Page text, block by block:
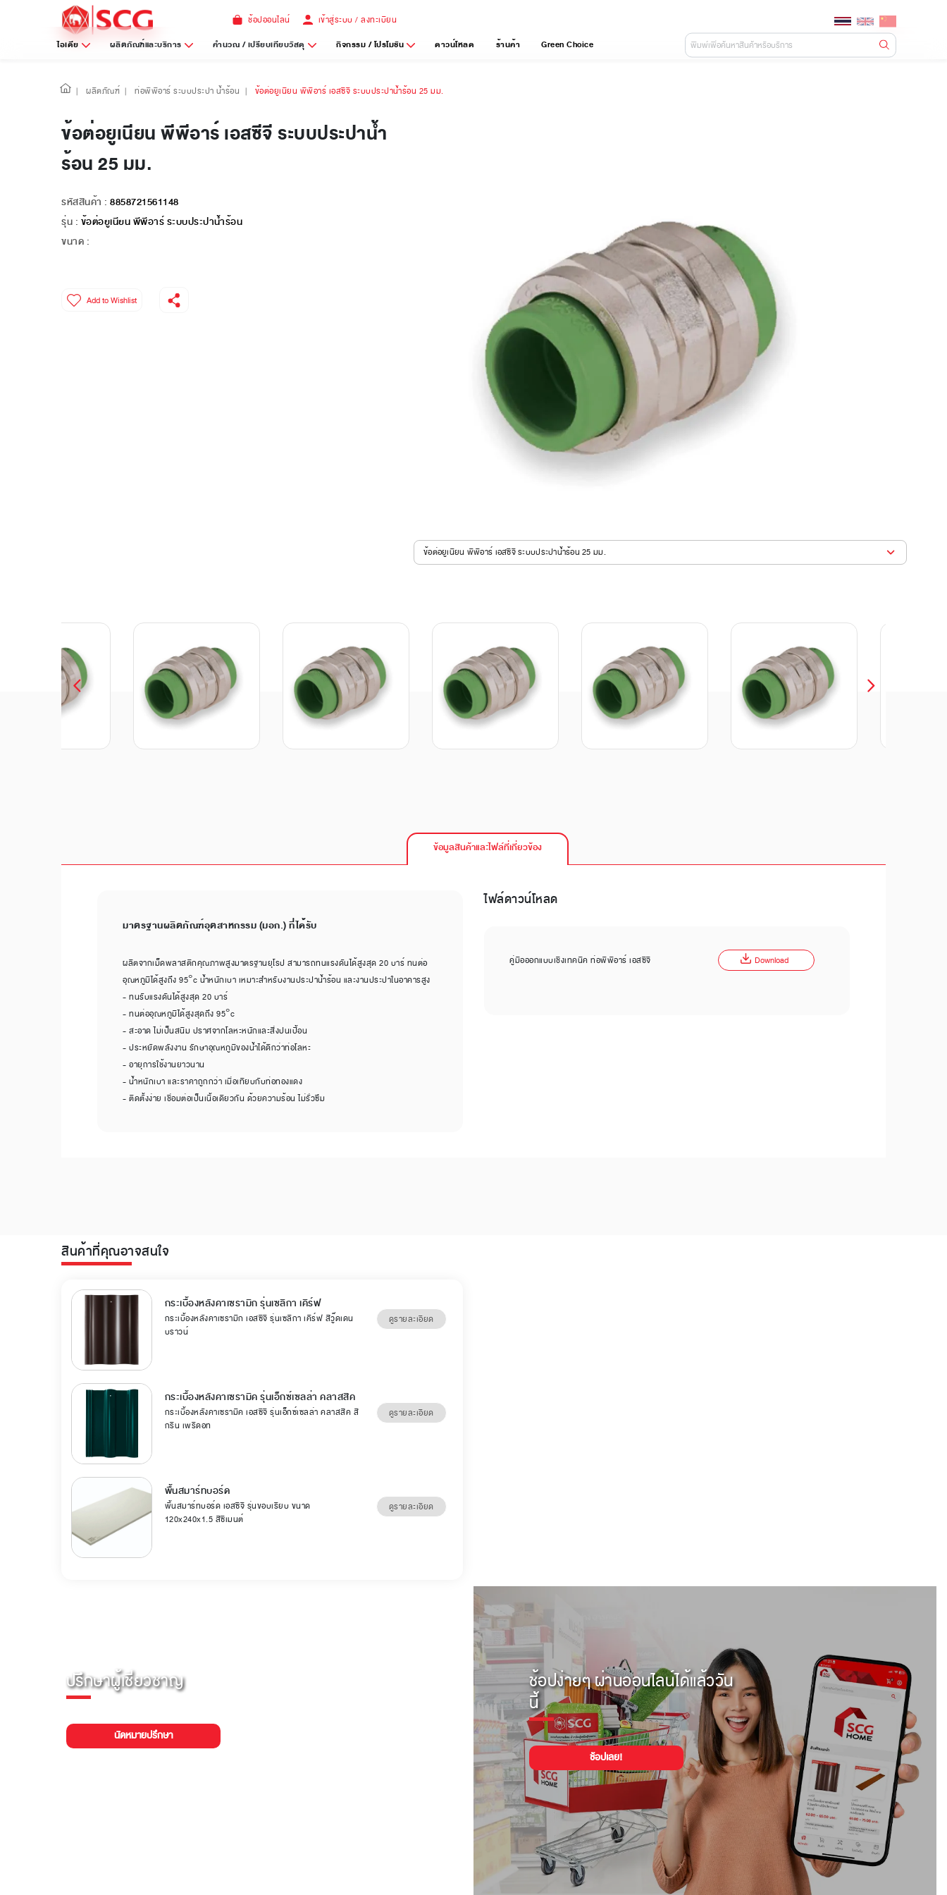
ช้อปออนไลน์ เข้าสู่ระบบ / ลงทะเบียน
ไอเดีย ผลิตภัณฑ์และบริการ คำนวณ / เปรียบเทียบวัสดุ กิจกรรม / โปรโมชัน ดาวน์โหลด ร้านค้า Green Choice
| ผลิตภัณฑ์ | ท่อพีพีอาร์ ระบบประปา น้ำร้อน | ข้อต่อยูเนียน พีพีอาร์ เอสซีจี ระบบประปาน้ำร้อน 25 มม.
ข้อต่อยูเนียน พีพีอาร์ เอสซีจี ระบบประปาน้ำ
ร้อน 25 มม.
รหัสสินค้า : 8858721561148
รุ่น : ข้อต่อยูเนียน พีพีอาร์ ระบบประปาน้ำร้อน
ขนาด :
Add to Wishlist
ข้อต่อยูเนียน พีพีอาร์ เอสซีจี ระบบประปาน้ำร้อน 25 มม.
ข้อมูลสินค้าและไฟล์ที่เกี่ยวข้อง
มาตรฐานผลิตภัณฑ์อุตสาหกรรม (มอก.) ที่ได้รับ
ผลิตจากเม็ดพลาสติกคุณภาพสูงมาตรฐานยุโรป สามารถทนแรงดันได้สูงสุด 20 บาร์ ทนต่อ
อุณหภูมิได้สูงถึง 95°c น้ำหนักเบา เหมาะสำหรับงานประปาน้ำร้อน และงานประปาในอาคารสูง
- ทนรับแรงดันได้สูงสุด 20 บาร์
- ทนต่ออุณหภูมิได้สูงสุดถึง 95°c
- สะอาด ไม่เป็นสนิม ปราศจากโลหะหนักและสิ่งปนเปื้อน
- ประหยัดพลังงาน รักษาอุณหภูมิของน้ำได้ดีกว่าท่อโลหะ
- อายุการใช้งานยาวนาน
- น้ำหนักเบา และราคาถูกกว่า เมื่อเทียบกับท่อทองแดง
- ติดตั้งง่าย เชื่อมต่อเป็นเนื้อเดียวกัน ด้วยความร้อน ไม่รั่วซึม
ไฟล์ดาวน์โหลด
คู่มือออกแบบเชิงเทคนิค ท่อพีพีอาร์ เอสซีจี Download
สินค้าที่คุณอาจสนใจ
กระเบื้องหลังคาเซรามิก รุ่นเซลิกา เคิร์ฟ
กระเบื้องหลังคาเซรามิก เอสซีจี รุ่นเซลิกา เคิร์ฟ สีวู๊ดเดน
บราวน์
ดูรายละเอียด
กระเบื้องหลังคาเซรามิค รุ่นเอ็กซ์เซลล่า คลาสสิค
กระเบื้องหลังคาเซรามิค เอสซีจี รุ่นเอ็กซ์เซลล่า คลาสสิค สี
กรีน เพริดอท
ดูรายละเอียด
พื้นสมาร์ทบอร์ด
พื้นสมาร์ทบอร์ด เอสซีจี รุ่นขอบเรียบ ขนาด
120x240x1.5 สีซีเมนต์
ดูรายละเอียด
ปรึกษาผู้เชี่ยวชาญ
นัดหมายปรึกษา
ช้อปง่ายๆ ผ่านออนไลน์ได้แล้ววัน
นี้
ช้อปเลย!